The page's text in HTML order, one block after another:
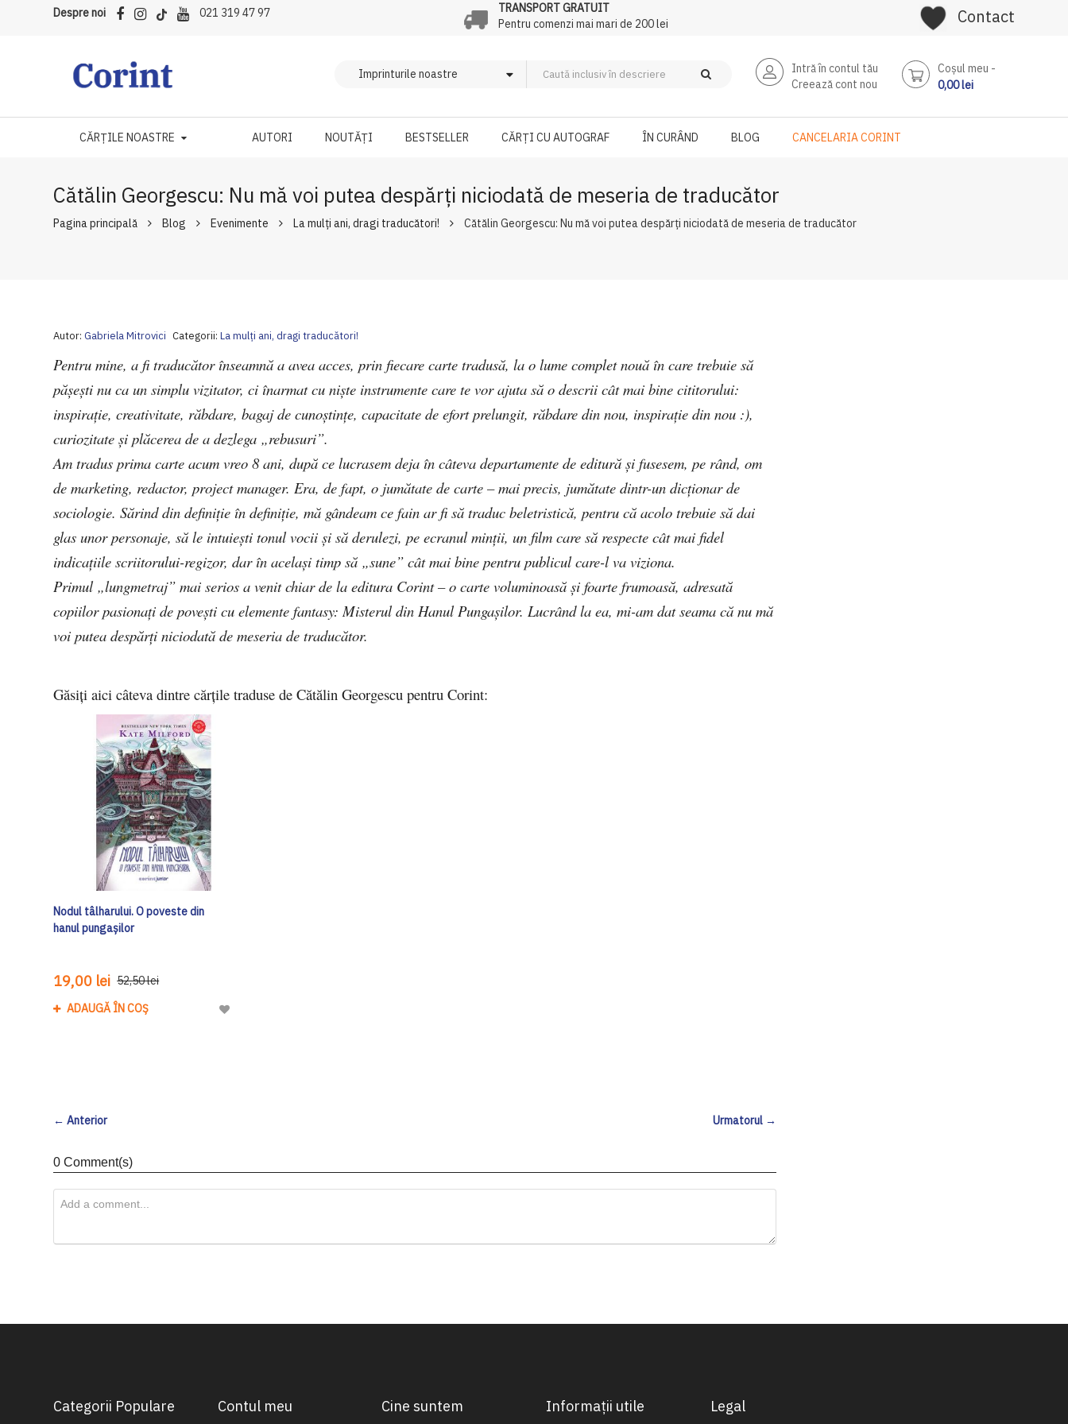
Despre noi 021 319 47 97
TRANSPORT GRATUIT
Pentru comenzi mai mari de 200 lei
Contact
Intră în contul tău
Creează cont nou
Coşul meu
0,00 lei
CĂRȚILE NOASTRE AUTORI NOUTĂȚI BESTSELLER CĂRȚI CU AUTOGRAF ÎN CURÂND BLOG CANCELARIA CORINT
Cătălin Georgescu: Nu mă voi putea despărți niciodată de meseria de traducător
Pagina principală Blog Evenimente La mulți ani, dragi traducători! Cătălin Georgescu: Nu mă voi putea despărți niciodată de meseria de traducător
Autor: Gabriela Mitrovici Categorii: La mulți ani, dragi traducători!
Pentru mine, a fi traducător înseamnă a avea acces, prin fiecare carte tradusă, la o lume complet nouă în care trebuie să
pășești nu ca un simplu vizitator, ci înarmat cu niște instrumente care te vor ajuta să o descrii cât mai bine cititorului:
inspirație, creativitate, răbdare, bagaj de cunoștințe, capacitate de efort prelungit, răbdare din nou, inspirație din nou :),
curiozitate și plăcerea de a dezlega „rebusuri”.
Am tradus prima carte acum vreo 8 ani, după ce lucrasem deja în câteva departamente de editură și fusesem, pe rând, om
de marketing, redactor, project manager. Era, de fapt, o jumătate de carte – mai precis, jumătate dintr-un dicționar de
sociologie. Sărind din definiție în definiție, mă gândeam ce fain ar fi să traduc beletristică, pentru că acolo trebuie să dai
glas unor personaje, să le intuiești tonul vocii și să derulezi, pe ecranul minții, un film care să respecte cât mai fidel
indicațiile scriitorului-regizor, dar în același timp să „sune” cât mai bine pentru publicul care-l va viziona.
Primul „lungmetraj” mai serios a venit chiar de la editura Corint – o carte voluminoasă și foarte frumoasă, adresată
copiilor pasionați de povești cu elemente fantasy: Misterul din Hanul Pungașilor. Lucrând la ea, mi-am dat seama că nu mă
voi putea despărți niciodată de meseria de traducător.
Găsiţi aici câteva dintre cărţile traduse de Cătălin Georgescu pentru Corint:
Nodul tâlharului. O poveste din
hanul pungașilor
19,00 lei 52,50 lei
ADAUGĂ ÎN COȘ
Adaugă
← Anterior Urmatorul →
0 Comment(s)
Categorii Populare Contul meu Cine suntem Informații utile Legal